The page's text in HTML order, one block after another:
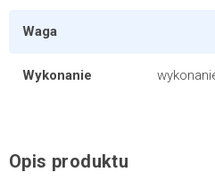
Waga
Wykonanie
Opis produktu